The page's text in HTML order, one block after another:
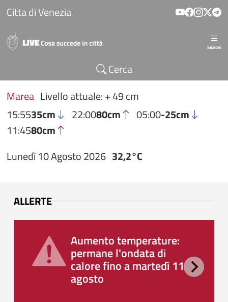
Salta al contenuto principale
Citta di Venezia
Sezioni
Cerca
Marea Livello attuale: + 49 cm
15:5535cm 22:0080cm 05:00-25cm
11:4580cm
Lunedì 10 Agosto 2026 32,2°C
ALLERTE
Aumento temperature:
permane l'ondata di
calore fino a martedì 11
agosto